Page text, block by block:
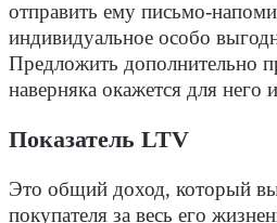
отправить ему письмо-
индивидуальное особо
Предложить дополнительно
наверняка окажется для него
Показатель LTV
Это общий доход, который
покупателя за весь его